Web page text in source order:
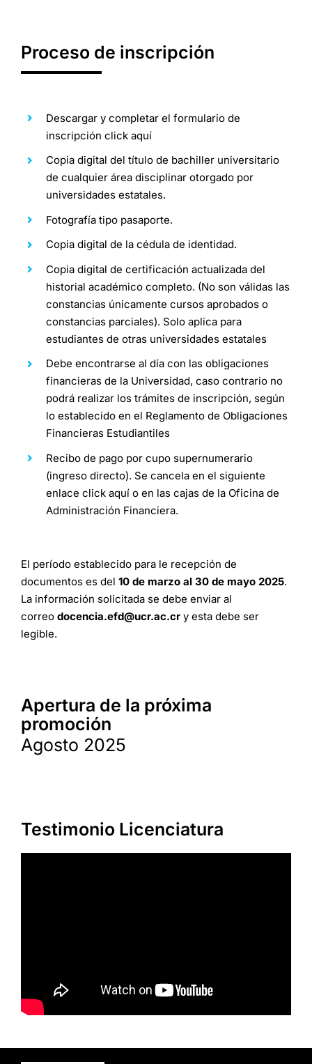
Proceso de inscripción
Descargar y completar el formulario de
inscripción click aquí
Copia digital del título de bachiller universitario
de cualquier área disciplinar otorgado por
universidades estatales.
Fotografía tipo pasaporte.
Copia digital de la cédula de identidad.
Copia digital de certificación actualizada del
historial académico completo. (No son válidas las
constancias únicamente cursos aprobados o
constancias parciales). Solo aplica para
estudiantes de otras universidades estatales
Debe encontrarse al día con las obligaciones
financieras de la Universidad, caso contrario no
podrá realizar los trámites de inscripción, según
lo establecido en el Reglamento de Obligaciones
Financieras Estudiantiles
Recibo de pago por cupo supernumerario
(ingreso directo). Se cancela en el siguiente
enlace click aquí o en las cajas de la Oficina de
Administración Financiera.
El período establecido para le recepción de
documentos es del 10 de marzo al 30 de mayo 2025.
La información solicitada se debe enviar al
correo docencia.efd@ucr.ac.cr y esta debe ser
legible.
Apertura de la próxima
promoción
Agosto 2025
Testimonio Licenciatura